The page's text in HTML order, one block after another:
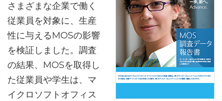
さまざまな企業で働く
従業員を対象に、生産
性に与えるMOSの影響
を検証しました。調査
の結果、MOSを取得し
た従業員や学生は、マ
イクロソフトオフィス